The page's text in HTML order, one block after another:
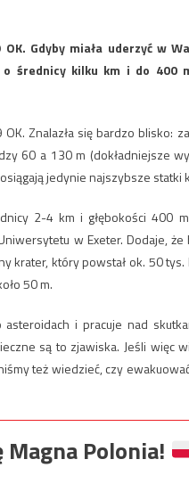
Gdyby miała uderzyć w
średnicy kilku km i do 400
Znalazła się bardzo blisko:
60 a 130 m (dokładniejsze
jedynie najszybsze statki
2-4 km i głębokości 400
w Exeter. Dodaje,
krater, który powstał ok. 50
50 m.
i pracuje nad
są to zjawiska. Jeśli więc
też wiedzieć, czy
Polonia!